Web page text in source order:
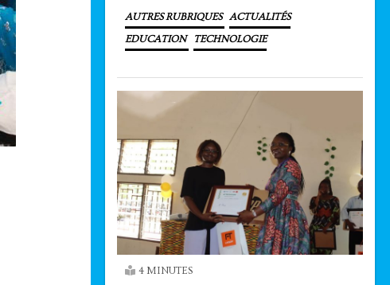
AUTRES RUBRIQUES ACTUALITÉS
EDUCATION TECHNOLOGIE
4 MINUTES